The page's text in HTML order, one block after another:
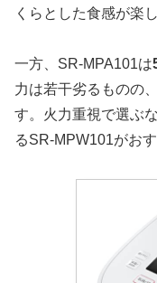
くらとした食感が楽
一方、SR-MPA101は
力は若干劣るものの
す。火力重視で選ぶ
るSR-MPW101がおす